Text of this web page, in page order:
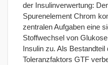
der Insulinverwertung:
Spurenelement Chrom
zentralen Aufgaben eine
Stoffwechsel von
Insulin zu. Als
Toleranzfaktors GTF